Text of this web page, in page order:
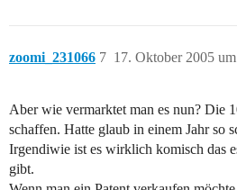
zoomi_231066 17. Oktober 2005
7
Aber wie vermarktet man es nun? Die
schaffen. Hatte glaub in einem Jahr so
Irgendiwie ist es wirklich komisch das
gibt.